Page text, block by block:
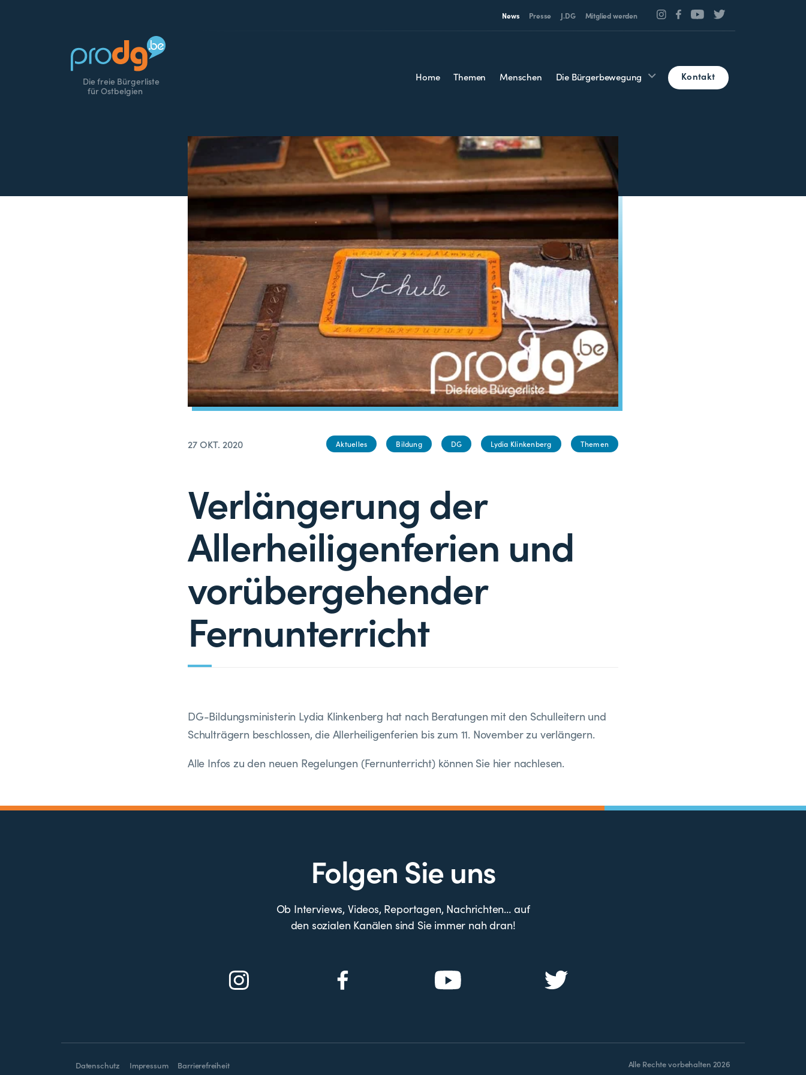
News Presse J.DG Mitglied werden
Die freie Bürgerliste
für Ostbelgien
Home Themen Menschen Die Bürgerbewegung Kontakt
27 OKT. 2020 Aktuelles Bildung DG Lydia Klinkenberg Themen
Verlängerung der
Allerheiligenferien und
vorübergehender
Fernunterricht
DG-Bildungsministerin Lydia Klinkenberg hat nach Beratungen mit den Schulleitern und
Schulträgern beschlossen, die Allerheiligenferien bis zum 11. November zu verlängern.
Alle Infos zu den neuen Regelungen (Fernunterricht) können Sie hier nachlesen.
Folgen Sie uns
Ob Interviews, Videos, Reportagen, Nachrichten… auf
den sozialen Kanälen sind Sie immer nah dran!
Datenschutz Impressum Barrierefreiheit Alle Rechte vorbehalten 2026